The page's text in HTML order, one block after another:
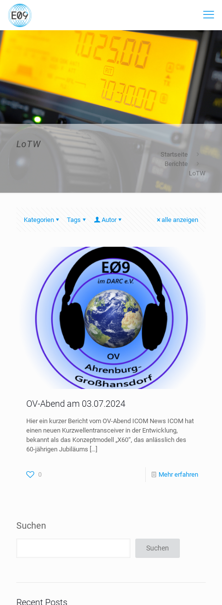
LoTW
Startseite
Berichte
LoTW
Kategorien Tags Autor alle anzeigen
OV-Abend am 03.07.2024
Hier ein kurzer Bericht vom OV-Abend ICOM News ICOM hat
einen neuen Kurzwellentransceiver in der Entwicklung,
bekannt als das Konzeptmodell „X60“, das anlässlich des
60-jährigen Jubiläums […]
0 Mehr erfahren
Suchen
Suchen
Recent Posts